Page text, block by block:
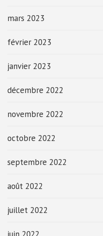
mars 2023
février 2023
janvier 2023
décembre 2022
novembre 2022
octobre 2022
septembre 2022
août 2022
juillet 2022